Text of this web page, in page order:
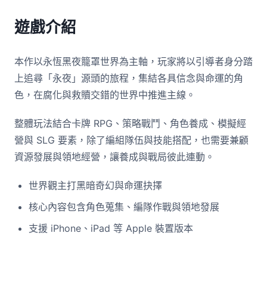
遊戲介紹
本作以永恆黑夜籠罩世界為主軸，玩家將以引導者身分踏
上追尋「永夜」源頭的旅程，集結各具信念與命運的角
色，在腐化與救贖交錯的世界中推進主線。
整體玩法結合卡牌 RPG、策略戰鬥、角色養成、模擬經
營與 SLG 要素，除了編組隊伍與技能搭配，也需要兼顧
資源發展與領地經營，讓養成與戰局彼此連動。
世界觀主打黑暗奇幻與命運抉擇
核心內容包含角色蒐集、編隊作戰與領地發展
支援 iPhone、iPad 等 Apple 裝置版本